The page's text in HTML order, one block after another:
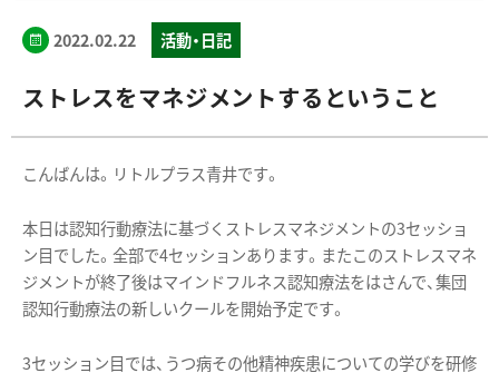
2022.02.22 活動・日記
ストレスをマネジメントするということ
こんばんは。リトルプラス青井です。
本日は認知行動療法に基づくストレスマネジメントの3セッショ
ン目でした。全部で4セッションあります。またこのストレスマネ
ジメントが終了後はマインドフルネス認知療法をはさんで、集団
認知行動療法の新しいクールを開始予定です。
3セッション目では、うつ病その他精神疾患についての学びを研修